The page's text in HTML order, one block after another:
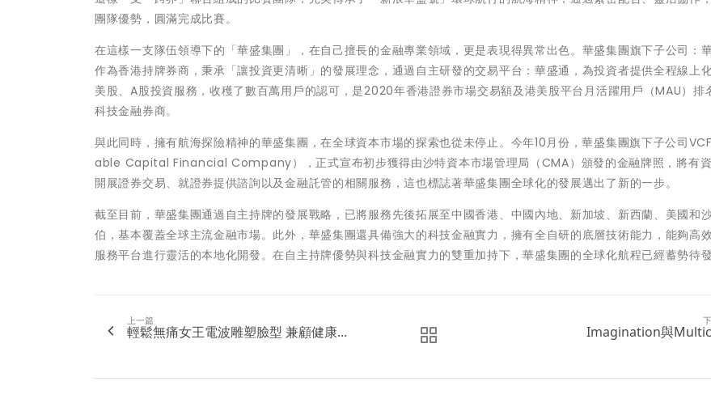
團隊優勢，圓滿完成比賽。
在這樣一支隊伍領導下的「華盛集團」，在自己擅長的金融專業領域，更是表現得異常出色。華盛集團旗下子公司：
作為香港持牌券商，秉承「讓投資更清晰」的發展理念，通過自主研發的交易平台：華盛通，為投資者提供全程線上化
美股、A股投資服務，收穫了數百萬用戶的認可，是2020年香港證券市場交易額及港美股平台月活躍用戶（MAU）排
科技金融券商。
與此同時，擁有航海探險精神的華盛集團，在全球資本市場的探索也從未停止。今年10月份，華盛集團旗下子公司
able Capital Financial Company），正式宣布初步獲得由沙特資本市場管理局（CMA）頒發的金融牌照，將有
開展證券交易、就證券提供諮詢以及金融託管的相關服務，這也標誌著華盛集團全球化的發展邁出了新的一步。
截至目前，華盛集團通過自主持牌的發展戰略，已將服務先後拓展至中國香港、中國內地、新加坡、新西蘭、美國和
伯，基本覆蓋全球主流金融市場。此外，華盛集團還具備強大的科技金融實力，擁有全自研的底層技術能力，能夠高
服務平台進行靈活的本地化開發。在自主持牌優勢與科技金融實力的雙重加持下，華盛集團的全球化航程已經蓄勢待發
上一篇
輕鬆無痛女王電波雕塑臉型 兼顧健康... Imagination與